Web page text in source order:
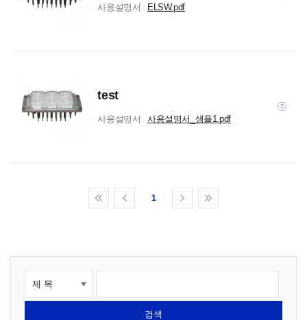
사용설명서 ELSW.pdf
test
사용설명서 사용설명서_샘플1.pdf
1
검색